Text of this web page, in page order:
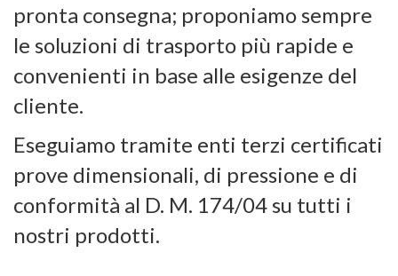
pronta consegna; proponiamo sempre
le soluzioni di trasporto più rapide e
convenienti in base alle esigenze del
cliente.
Eseguiamo tramite enti terzi certificati
prove dimensionali, di pressione e di
conformità al D. M. 174/04 su tutti i
nostri prodotti.